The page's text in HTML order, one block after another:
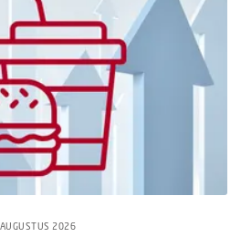
2026